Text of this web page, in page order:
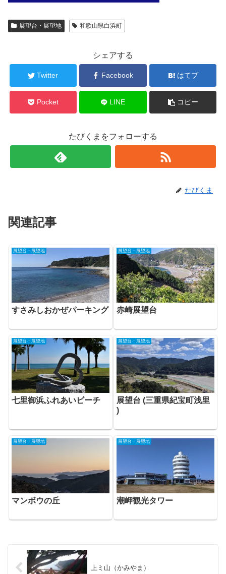
展望台・展望地 和歌山県白浜町
シェアする
Twitter Facebook はてブ
Pocket LINE コピー
たびくまをフォローする
たびくま
関連記事
展望台・展望地
すさみしおかぜパーキング
展望台・展望地
赤崎展望台
展望台・展望地
七里御浜ふれあいビーチ
展望台・展望地
展望台 (三重県紀宝町浅里
)
展望台・展望地
マンボウの丘
展望台・展望地
潮岬観光タワー
上ミ山（かみやま）